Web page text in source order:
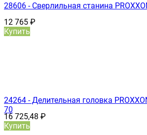
28606 - Сверлильная станина
12 765 ₽
Купить
24264 - Делительная головка
70
16 725,48 ₽
Купить